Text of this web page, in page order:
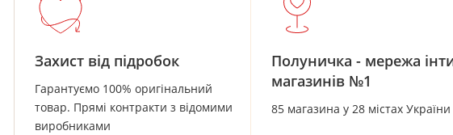
Захист від підробок
Гарантуємо 100% оригінальний
товар. Прямі контракти з відомими
виробниками
Полуничка - мережа
магазинів №1
85 магазина у 28 містах України